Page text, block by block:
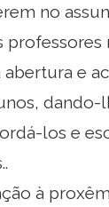
no
professores
e
dando-
los e
à